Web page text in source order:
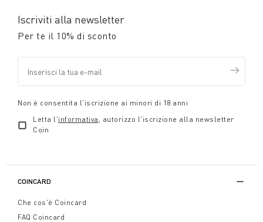
Iscriviti alla newsletter
Per te il 10% di sconto
Non è consentita l'iscrizione ai minori di 18 anni
Letta l'informativa , autorizzo l'iscrizione alla newsletter
Coin
COINCARD
Che cos'è Coincard
FAQ Coincard